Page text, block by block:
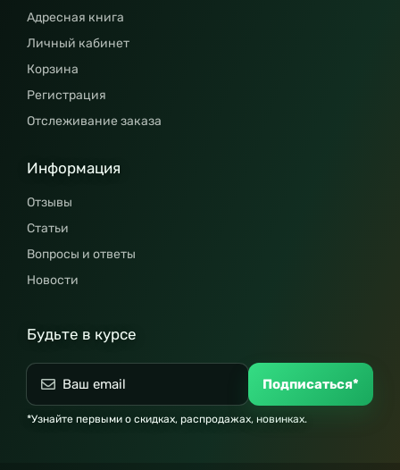
Адресная книга
Личный кабинет
Корзина
Регистрация
Отслеживание заказа
Информация
Отзывы
Статьи
Вопросы и ответы
Новости
Будьте в курсе
Подписаться*
*Узнайте первыми о скидках, распродажах, новинках.